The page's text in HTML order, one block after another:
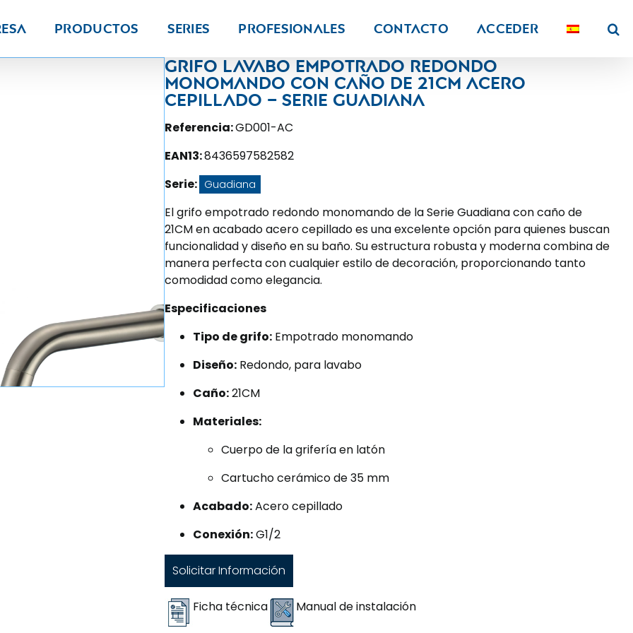
Productos Series PROFESIONALES Contacto Acceder
Grifo lavabo empotrado redondo
monomando con caño de 21CM acero
cepillado – Serie Guadiana
Referencia:GD001-AC
EAN13:8436597582582
Serie: Guadiana
El grifo empotrado redondo monomando de la Serie Guadiana con caño de
21CM en acabado acero cepillado es una excelente opción para quienes buscan
funcionalidad y diseño en su baño. Su estructura robusta y moderna combina de
manera perfecta con cualquier estilo de decoración, proporcionando tanto
comodidad como elegancia.
Especificaciones
Tipo de grifo: Empotrado monomando
Diseño: Redondo, para lavabo
Caño:21CM
Materiales:
Cuerpo de la grifería en latón
Cartucho cerámico de 35 mm
Acabado:Acero cepillado
Conexión:G1/2
Solicitar Información
Ficha técnica Manual de instalación